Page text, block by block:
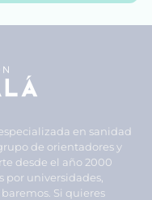
en sanidad
de orientadores y
desde el año 2000
por universidades,
Si quieres